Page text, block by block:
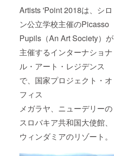
Artists 'Point 2018は、シロ
ン公立学校主催のPicasso
Pupils（An Art Society）が
主催するインターナショナ
ル・アート・レジデンス
で、国家プロジェクト・オ
フィス
メガラヤ、ニューデリーの
スロバキア共和国大使館、
ウィンダミアのリゾート。